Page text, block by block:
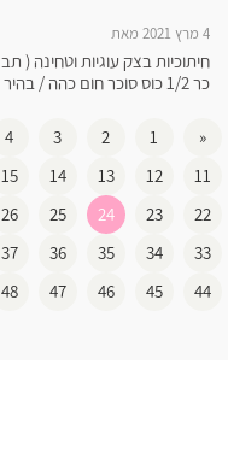
4 מרץ 2021 מאת
כר 1/2 כוס סוכר חום כהה / בהיר 2 ביצים ...
«
1
2
3
4
11
12
13
14
15
22
23
24
25
26
33
34
35
36
37
44
45
46
47
48